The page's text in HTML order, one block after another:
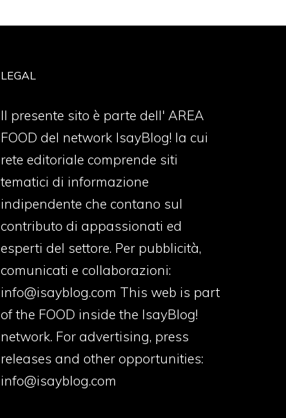
LEGAL
Il presente sito è parte dell' AREA
FOOD del network IsayBlog! la cui
rete editoriale comprende siti
tematici di informazione
indipendente che contano sul
contributo di appassionati ed
esperti del settore. Per pubblicità,
comunicati e collaborazioni:
info@isayblog.com This web is part
of the FOOD inside the IsayBlog!
network. For advertising, press
releases and other opportunities:
info@isayblog.com